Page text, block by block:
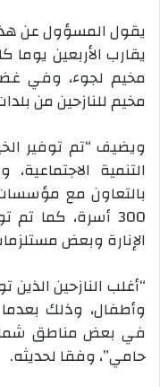
يقول المسؤول عن
يقارب الأربعين
مخيم لجوء، وفي
مخيم للنازحين من
ويضيف “تم توفير
التنمية
300 أسرة، كما
الإنارة وبعض
“أغلب النازحين
وأطفال، وذلك بعدما
في بعض مناطق شمال
حامي”، وفقا لحديثه.